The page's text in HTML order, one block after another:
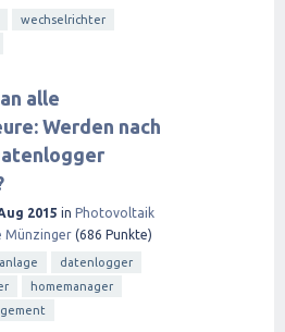
wechselrichter
alle
Werden nach
2015 in Photovoltaik
Münzinger (686 Punkte)
datenlogger
homemanager